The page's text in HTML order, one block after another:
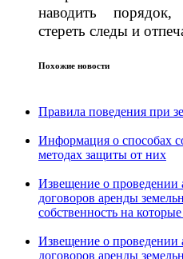
наводить
стереть следы и
Похожие новости
Правила поведения при
Информация о способах
методах защиты от них
Извещение о проведении
договоров аренды
собственность на
Извещение о проведении
договоров аренды